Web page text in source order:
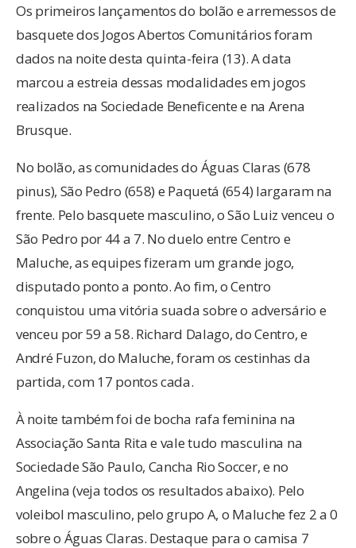
Os primeiros lançamentos do bolão e arremessos de
basquete dos Jogos Abertos Comunitários foram
dados na noite desta quinta-feira (13). A data
marcou a estreia dessas modalidades em jogos
realizados na Sociedade Beneficente e na Arena
Brusque.
No bolão, as comunidades do Águas Claras (678
pinus), São Pedro (658) e Paquetá (654) largaram na
frente. Pelo basquete masculino, o São Luiz venceu o
São Pedro por 44 a 7. No duelo entre Centro e
Maluche, as equipes fizeram um grande jogo,
disputado ponto a ponto. Ao fim, o Centro
conquistou uma vitória suada sobre o adversário e
venceu por 59 a 58. Richard Dalago, do Centro, e
André Fuzon, do Maluche, foram os cestinhas da
partida, com 17 pontos cada.
À noite também foi de bocha rafa feminina na
Associação Santa Rita e vale tudo masculina na
Sociedade São Paulo, Cancha Rio Soccer, e no
Angelina (veja todos os resultados abaixo). Pelo
voleibol masculino, pelo grupo A, o Maluche fez 2 a 0
sobre o Águas Claras. Destaque para o camisa 7